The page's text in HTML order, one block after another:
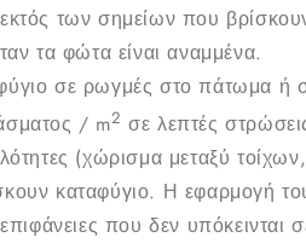
των σημείων που
τα φώτα είναι αναμμένα.
σε ρωγμές στο πάτωμα ή
/ m2 σε λεπτές
(χώρισμα μεταξύ
καταφύγιο. Η εφαρμογή
επιφάνειες που δεν